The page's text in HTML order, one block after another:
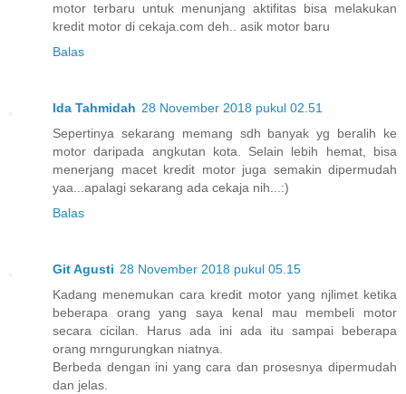
motor terbaru untuk menunjang aktifitas bisa melakukan
kredit motor di cekaja.com deh.. asik motor baru
Balas
Ida Tahmidah 28 November 2018 pukul 02.51
Sepertinya sekarang memang sdh banyak yg beralih ke
motor daripada angkutan kota. Selain lebih hemat, bisa
menerjang macet kredit motor juga semakin dipermudah
yaa...apalagi sekarang ada cekaja nih...:)
Balas
Git Agusti 28 November 2018 pukul 05.15
Kadang menemukan cara kredit motor yang njlimet ketika
beberapa orang yang saya kenal mau membeli motor
secara cicilan. Harus ada ini ada itu sampai beberapa
orang mrngurungkan niatnya.
Berbeda dengan ini yang cara dan prosesnya dipermudah
dan jelas.